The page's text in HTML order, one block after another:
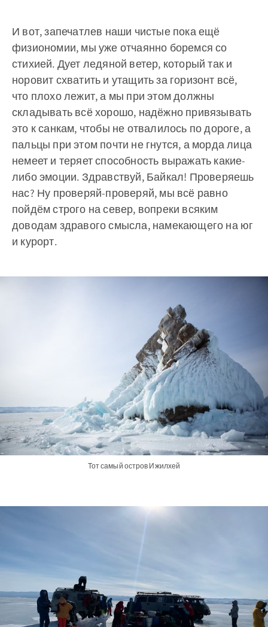
И вот, запечатлев наши чистые пока ещё
физиономии, мы уже отчаянно боремся со
стихией. Дует ледяной ветер, который так и
норовит схватить и утащить за горизонт всё,
что плохо лежит, а мы при этом должны
складывать всё хорошо, надёжно привязывать
это к санкам, чтобы не отвалилось по дороге, а
пальцы при этом почти не гнутся, а морда лица
немеет и теряет способность выражать какие-
либо эмоции. Здравствуй, Байкал! Проверяешь
нас? Ну проверяй-проверяй, мы всё равно
пойдём строго на север, вопреки всяким
доводам здравого смысла, намекающего на юг
и курорт.
Тот самый остров Ижилхей